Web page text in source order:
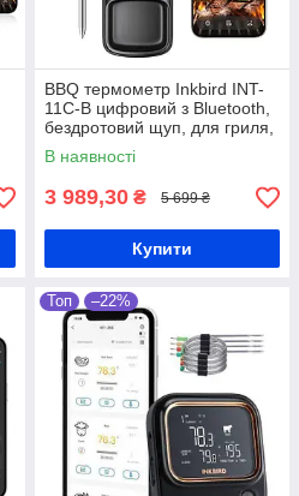
BBQ термометр Inkbird INT-
11C-B цифровий з Bluetooth,
бездротовий щуп, для гриля,
коптильні та духовки
В наявності
3 989,30 ₴ 5 699 ₴
Купити
Топ –22%